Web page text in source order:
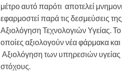
μέτρο αυτό παρότι αποτελεί
εφαρμοστεί παρά τις δεσμεύσεις
Αξιολόγηση Τεχνολογιών Υγείας.
οποίες αξιολογούν νέα φάρμακα
Αξιολόγηση των υπηρεσιών υγείας
στόχους.